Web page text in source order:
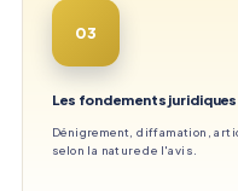
03
Les fondements juridiques
Dénigrement, diffamation,
selon la nature de l'avis.